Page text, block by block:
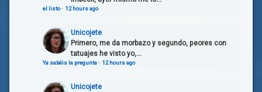
el listo· 12 hours ago
Unicojete
Primero, me da morbazo y segundo, peores con
tatuajes he visto yo,...
Ya sabéis la pregunta· 12 hours ago
Unicojete